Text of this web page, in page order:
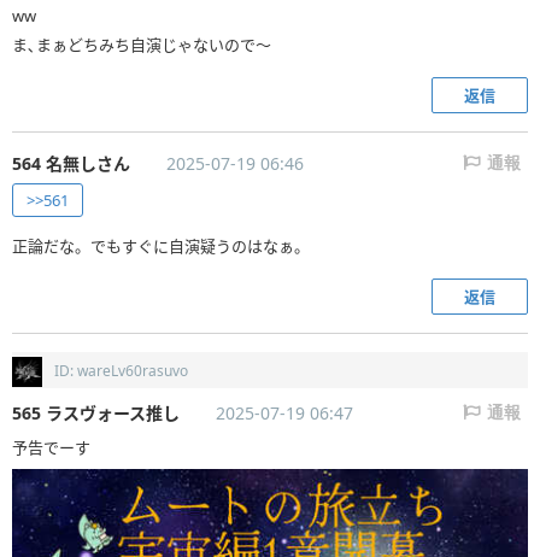
ww
ま､まぁどちみち自演じゃないので～
返信
564 名無しさん 2025-07-19 06:46 通報
>>561
正論だな。でもすぐに自演疑うのはなぁ。
返信
ID: wareLv60rasuvo
565 ラスヴォース推し 2025-07-19 06:47 通報
予告でーす